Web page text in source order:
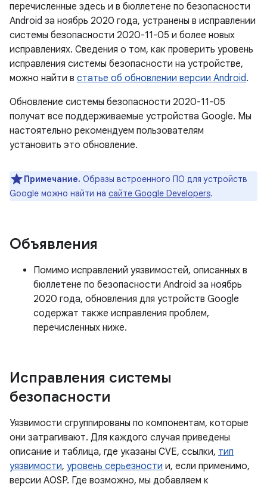
перечисленные здесь и в бюллетене по безопасности
Android за ноябрь 2020 года, устранены в исправлении
системы безопасности 2020-11-05 и более новых
исправлениях. Сведения о том, как проверить уровень
исправления системы безопасности на устройстве,
можно найти в статье об обновлении версии Android.
Обновление системы безопасности 2020-11-05
получат все поддерживаемые устройства Google. Мы
настоятельно рекомендуем пользователям
установить это обновление.
Примечание. Образы встроенного ПО для устройств
Google можно найти на сайте Google Developers.
Объявления
Помимо исправлений уязвимостей, описанных в
бюллетене по безопасности Android за ноябрь
2020 года, обновления для устройств Google
содержат также исправления проблем,
перечисленных ниже.
Исправления системы
безопасности
Уязвимости сгруппированы по компонентам, которые
они затрагивают. Для каждого случая приведены
описание и таблица, где указаны CVE, ссылки, тип
уязвимости, уровень серьезности и, если применимо,
версии AOSP. Где возможно, мы добавляем к